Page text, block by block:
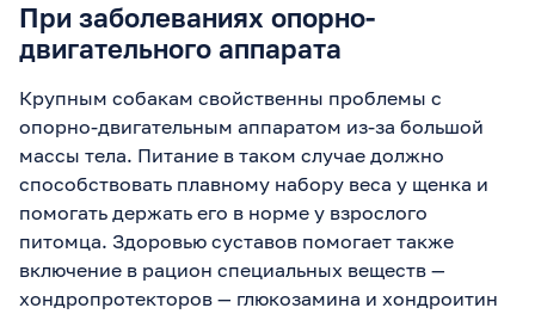
При заболеваниях опорно-
двигательного аппарата
Крупным собакам свойственны проблемы с
опорно-двигательным аппаратом из-за большой
массы тела. Питание в таком случае должно
способствовать плавному набору веса у щенка и
помогать держать его в норме у взрослого
питомца. Здоровью суставов помогает также
включение в рацион специальных веществ —
хондропротекторов — глюкозамина и хондроитин